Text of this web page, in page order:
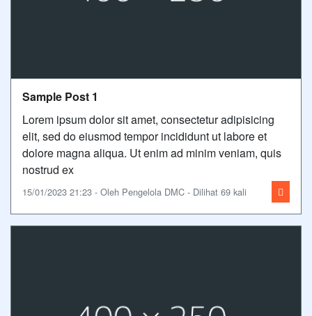
Sample Post 1
Lorem ipsum dolor sit amet, consectetur adipisicing
elit, sed do eiusmod tempor incididunt ut labore et
dolore magna aliqua. Ut enim ad minim veniam, quis
nostrud ex
15/01/2023 21:23 - Oleh Pengelola DMC - Dilihat 69 kali